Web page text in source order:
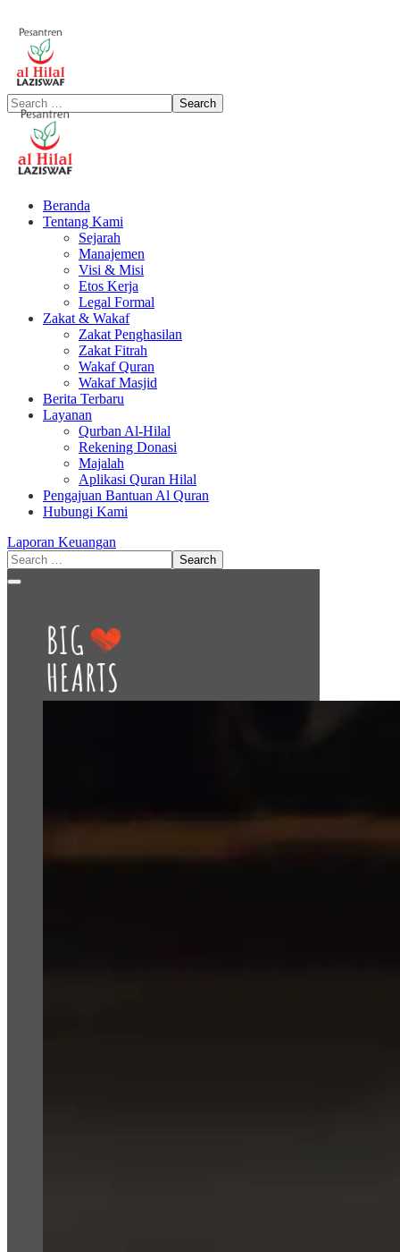
Beranda
Tentang Kami
Sejarah
Manajemen
Visi & Misi
Etos Kerja
Legal Formal
Zakat & Wakaf
Zakat Penghasilan
Zakat Fitrah
Wakaf Quran
Wakaf Masjid
Berita Terbaru
Layanan
Qurban Al-Hilal
Rekening Donasi
Majalah
Aplikasi Quran Hilal
Pengajuan Bantuan Al Quran
Hubungi Kami
Laporan Keuangan